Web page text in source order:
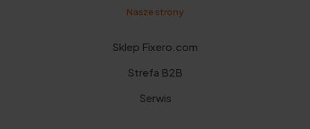
Nasze strony
Sklep Fixero.com
Strefa B2B
Serwis